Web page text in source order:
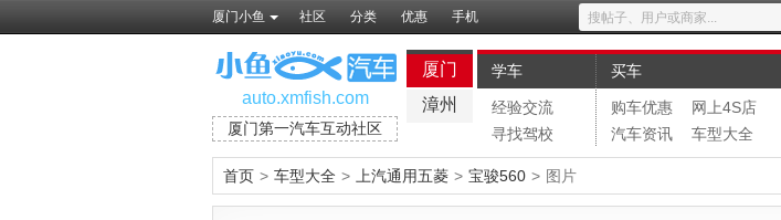
厦门小鱼 社区 分类 优惠 手机
auto.xmfish.com
厦门第一汽车互动社区
厦门
漳州
学车
经验交流
寻找驾校
买车
购车优惠
网上4S店
汽车资讯
车型大全
首页 > 车型大全 > 上汽通用五菱 > 宝骏560 > 图片